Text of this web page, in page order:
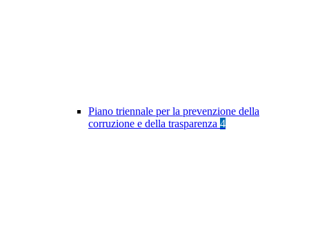
Piano triennale per la prevenzione della
corruzione e della trasparenza 4